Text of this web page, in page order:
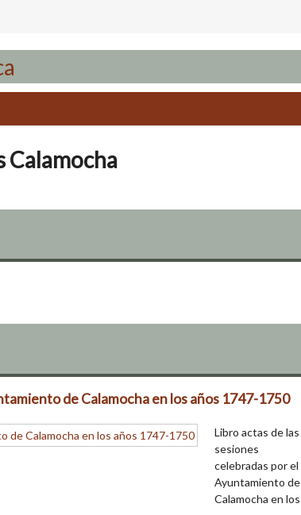
Calamocha
de Calamocha en los años 1747-1750
Libro actas de las
sesiones
celebradas por el
Ayuntamiento de
Calamocha en los